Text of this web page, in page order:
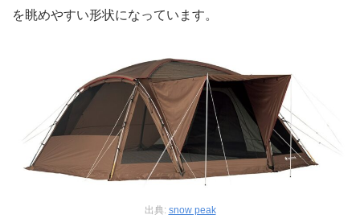
を眺めやすい形状になっています。
出典: snow peak